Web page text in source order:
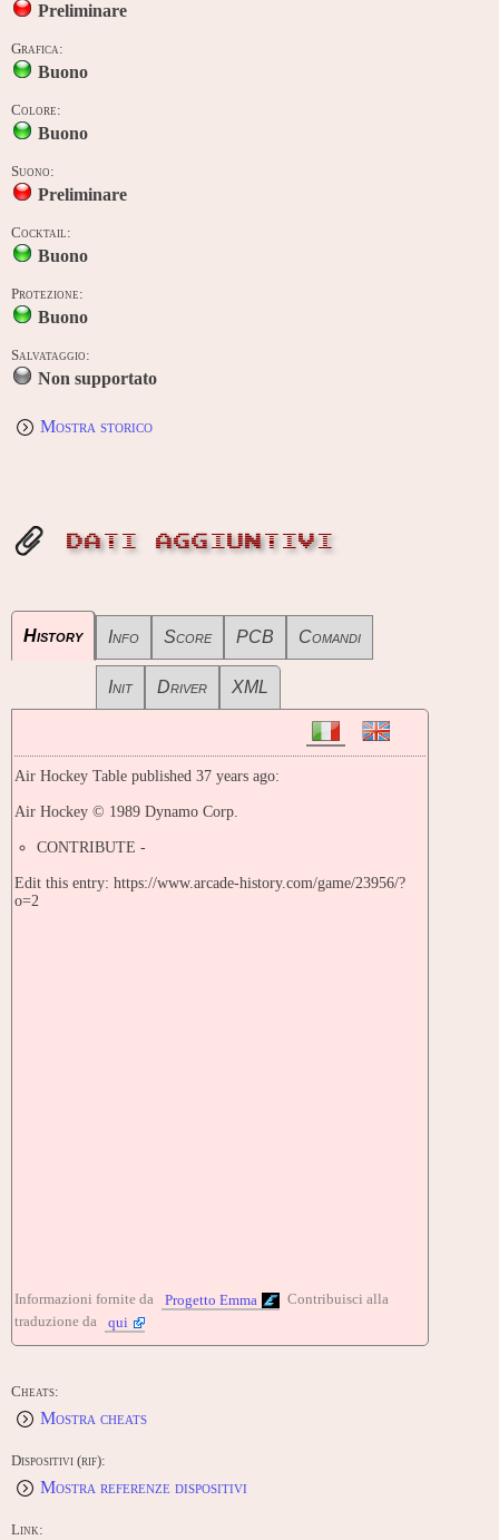
Preliminare
Grafica:
Buono
Colore:
Buono
Suono:
Preliminare
Cocktail:
Buono
Protezione:
Buono
Salvataggio:
Non supportato
Mostra storico
DATI AGGIUNTIVI
History Info Score PCB Comandi
Init Driver XML
Air Hockey Table published 37 years ago:
Air Hockey © 1989 Dynamo Corp.
CONTRIBUTE -
Edit this entry: https://www.arcade-history.com/game/23956/?
o=2
Informazioni fornite da Progetto Emma
Contribuisci alla
traduzione da
qui
Cheats:
Mostra cheats
Dispositivi (rif):
Mostra referenze dispositivi
Link: